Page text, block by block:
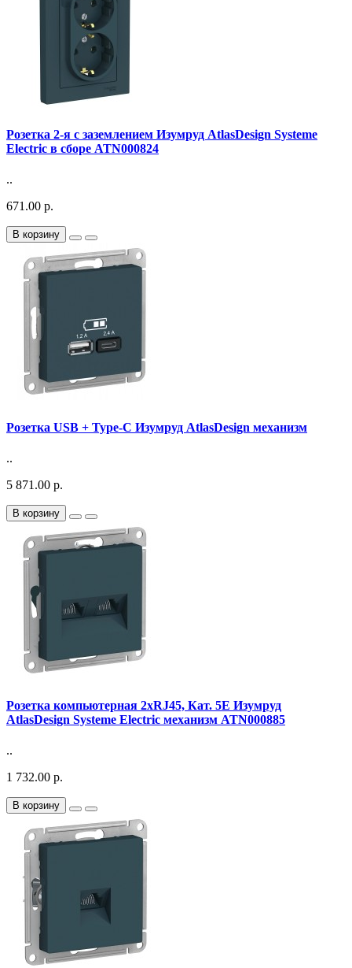
Розетка 2-я с заземлением Изумруд AtlasDesign Systeme
Electric в сборе ATN000824
..
671.00 р.
В корзину
Розетка USB + Type-C Изумруд AtlasDesign механизм
..
5 871.00 р.
В корзину
Розетка компьютерная 2xRJ45, Кат. 5E Изумруд
AtlasDesign Systeme Electric механизм ATN000885
..
1 732.00 р.
В корзину